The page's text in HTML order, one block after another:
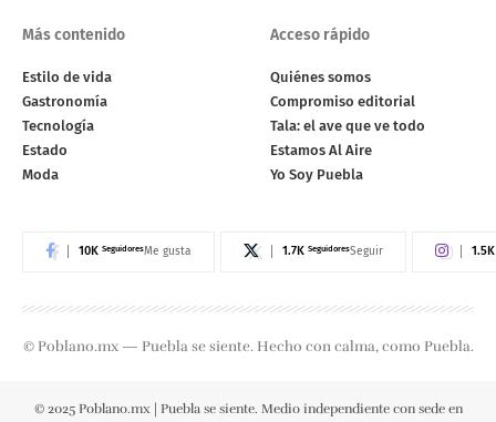
Más contenido
Estilo de vida
Gastronomía
Tecnología
Estado
Moda
Acceso rápido
Quiénes somos
Compromiso editorial
Tala: el ave que ve todo
Estamos Al Aire
Yo Soy Puebla
10K SeguidoresMe gusta 1.7K SeguidoresSeguir 1.5K
© Poblano.mx — Puebla se siente. Hecho con calma, como Puebla.
© 2025 Poblano.mx | Puebla se siente. Medio independiente con sede en